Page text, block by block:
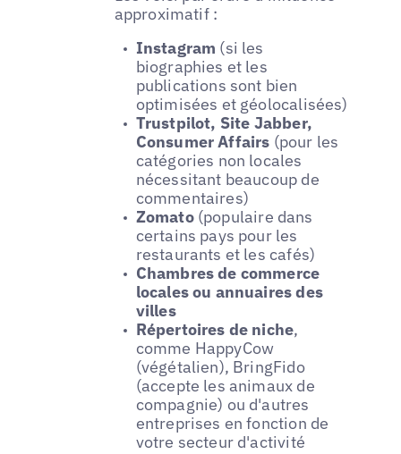
approximatif :
Instagram (si les
biographies et les
publications sont bien
optimisées et géolocalisées)
Trustpilot, Site Jabber,
Consumer Affairs (pour les
catégories non locales
nécessitant beaucoup de
commentaires)
Zomato(populaire dans
certains pays pour les
restaurants et les cafés)
Chambres de commerce
locales ou annuaires des
villes
Répertoires de niche,
comme HappyCow
(végétalien), BringFido
(accepte les animaux de
compagnie) ou d'autres
entreprises en fonction de
votre secteur d'activité